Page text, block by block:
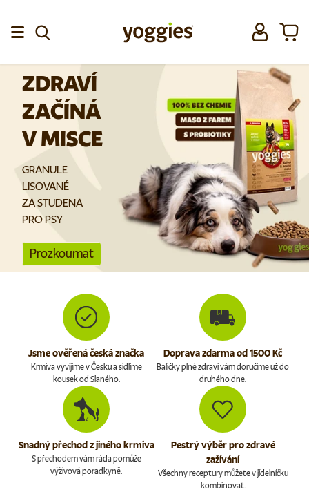
Přeskočit na obsah
Přihlásit se
ZDRAVÍ
ZAČÍNÁ
V MISCE
GRANULE
LISOVANÉ
ZA STUDENA
PRO PSY
Prozkoumat
Jsme ověřená česká značka
Krmiva vyvíjíme v Česku a sídlíme
kousek od Slaného.
Doprava zdarma od 1500 Kč
Balíčky plné zdraví vám doručíme už do
druhého dne.
Snadný přechod z jiného krmiva
S přechodem vám ráda pomůže
výživová poradkyně.
Pestrý výběr pro zdravé
zažívání
Všechny receptury můžete v jídelníčku
kombinovat.